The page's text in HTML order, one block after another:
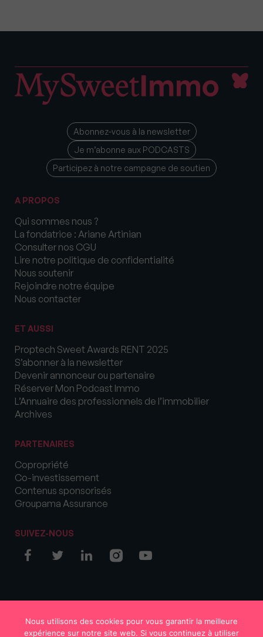
Abonnez-vous à la newsletter
Je m’abonne aux PODCASTS
Participez à notre campagne de soutien
A PROPOS
Qui sommes nous ?
La fondatrice : Ariane Artinian
Consulter nos CGU
Lire notre politique de confidentialité
Nous soutenir
Rejoindre notre équipe
Nous contacter
ET AUSSI
Proptech Sweet Awards RENT 2025
S’abonner à la newsletter
Devenir annonceur ou partenaire
Réserver Mon Podcast Immo
L’Annuaire des professionnels de l’immobilier
Archives
PARTENAIRES
Copropriété
Co-investissement
Contenus sponsorisés
Groupama Assurance
SUIVEZ-NOUS
Nous utilisons des cookies pour vous garantir la meilleure
expérience sur notre site web. Si vous continuez à utiliser